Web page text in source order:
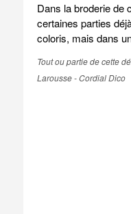
Dans la broderie de
certaines parties
coloris, mais dans
Tout ou partie de cette
Larousse - Cordial Dico